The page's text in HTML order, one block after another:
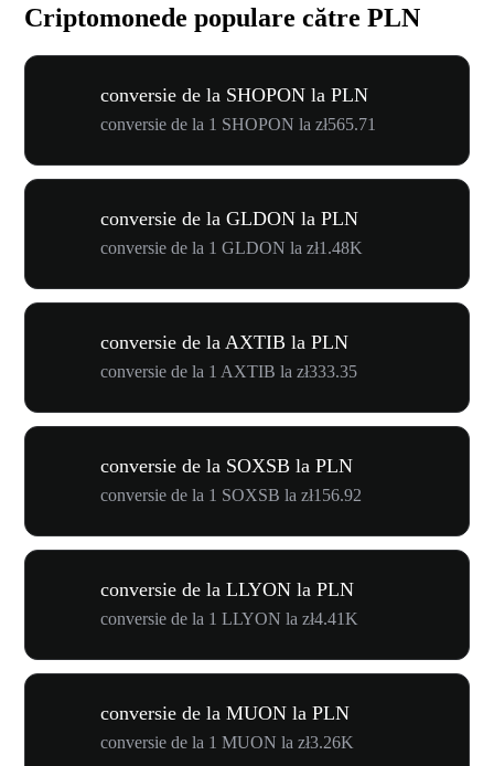
Criptomonede populare către PLN
conversie de la SHOPON la PLN
conversie de la 1 SHOPON la zł565.71
conversie de la GLDON la PLN
conversie de la 1 GLDON la zł1.48K
conversie de la AXTIB la PLN
conversie de la 1 AXTIB la zł333.35
conversie de la SOXSB la PLN
conversie de la 1 SOXSB la zł156.92
conversie de la LLYON la PLN
conversie de la 1 LLYON la zł4.41K
conversie de la MUON la PLN
conversie de la 1 MUON la zł3.26K